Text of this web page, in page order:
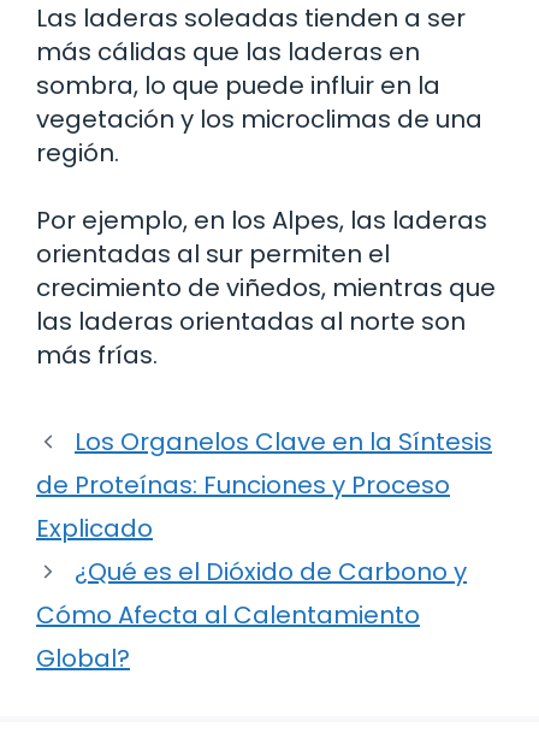
Las laderas soleadas tienden a ser
más cálidas que las laderas en
sombra, lo que puede influir en la
vegetación y los microclimas de una
región.
Por ejemplo, en los Alpes, las laderas
orientadas al sur permiten el
crecimiento de viñedos, mientras que
las laderas orientadas al norte son
más frías.
Los Organelos Clave en la Síntesis
de Proteínas: Funciones y Proceso
Explicado
¿Qué es el Dióxido de Carbono y
Cómo Afecta al Calentamiento
Global?